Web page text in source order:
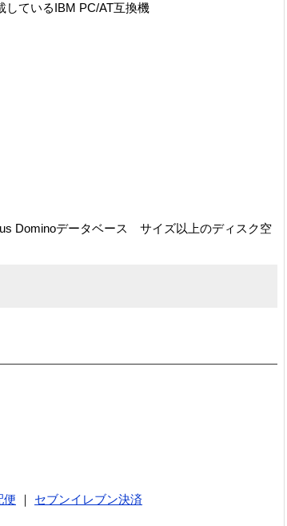
しているIBM PC/AT互換機
Dominoデータベース サイズ以上のディスク空
便
セブンイレブン決済